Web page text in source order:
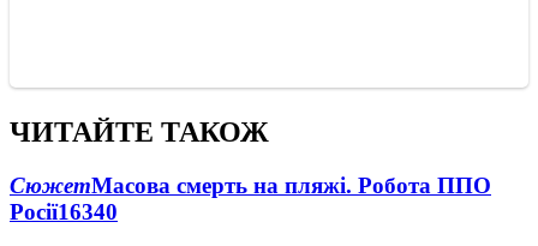
ЧИТАЙТЕ ТАКОЖ
СюжетМасова смерть на пляжі. Робота ППО
Росії16340